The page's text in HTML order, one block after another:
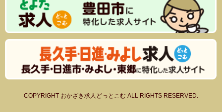
COPYRIGHT おかざき求人どっとこむ ALL RIGHTS RESERVED.